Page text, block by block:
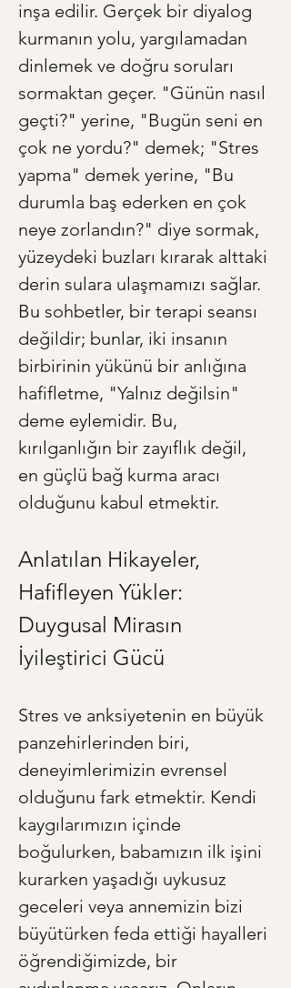
inşa edilir. Gerçek bir diyalog
kurmanın yolu, yargılamadan
dinlemek ve doğru soruları
sormaktan geçer. "Günün nasıl
geçti?" yerine, "Bugün seni en
çok ne yordu?" demek; "Stres
yapma" demek yerine, "Bu
durumla baş ederken en çok
neye zorlandın?" diye sormak,
yüzeydeki buzları kırarak alttaki
derin sulara ulaşmamızı sağlar.
Bu sohbetler, bir terapi seansı
değildir; bunlar, iki insanın
birbirinin yükünü bir anlığına
hafifletme, "Yalnız değilsin"
deme eylemidir. Bu,
kırılganlığın bir zayıflık değil,
en güçlü bağ kurma aracı
olduğunu kabul etmektir.
Anlatılan Hikayeler,
Hafifleyen Yükler:
Duygusal Mirasın
İyileştirici Gücü
Stres ve anksiyetenin en büyük
panzehirlerinden biri,
deneyimlerimizin evrensel
olduğunu fark etmektir. Kendi
kaygılarımızın içinde
boğulurken, babamızın ilk işini
kurarken yaşadığı uykusuz
geceleri veya annemizin bizi
büyütürken feda ettiği hayalleri
öğrendiğimizde, bir